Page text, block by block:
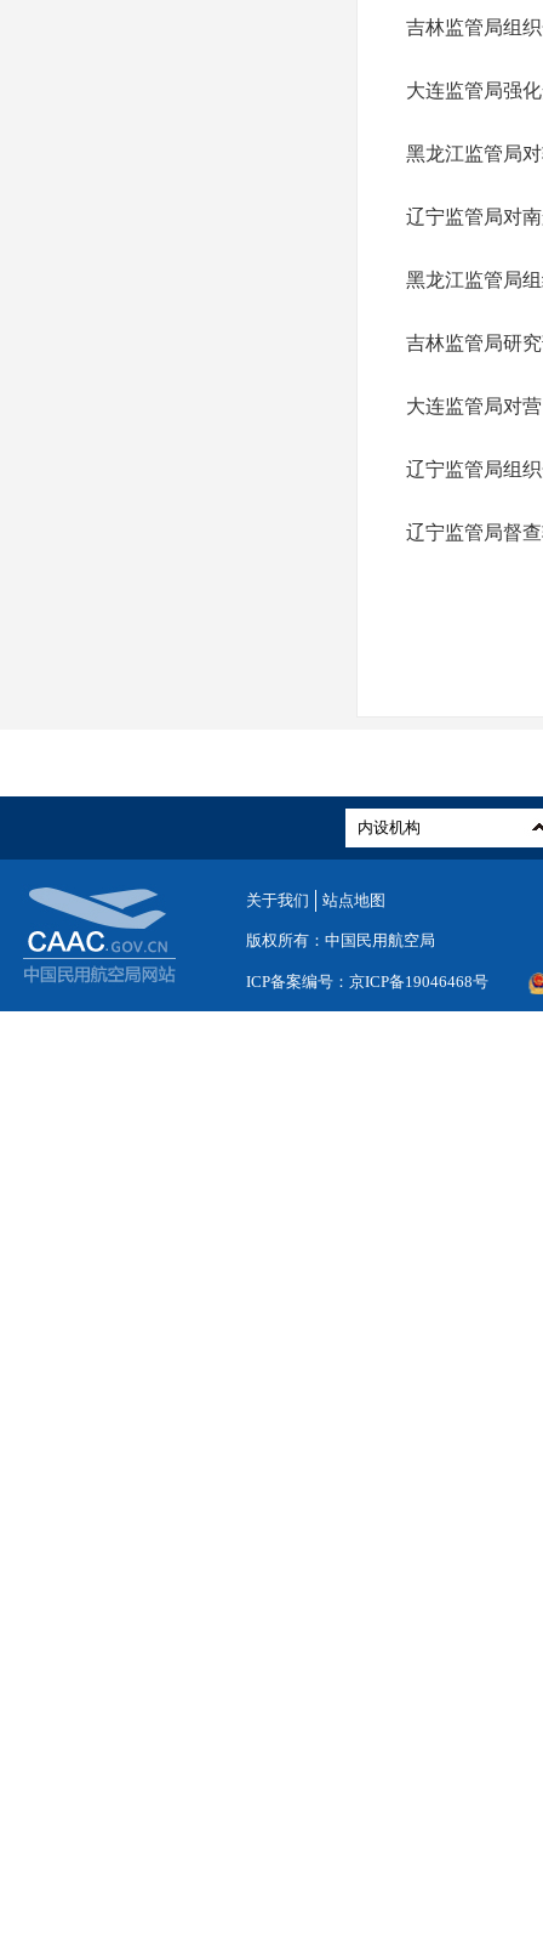
吉林监管局组
大连监管局强
黑龙江监管局
辽宁监管局对
黑龙江监管局
吉林监管局研
大连监管局对
辽宁监管局组
辽宁监管局督
关于我们 站点地图
版权所有：中国民用航空局
ICP备案编号：京ICP备19046468号